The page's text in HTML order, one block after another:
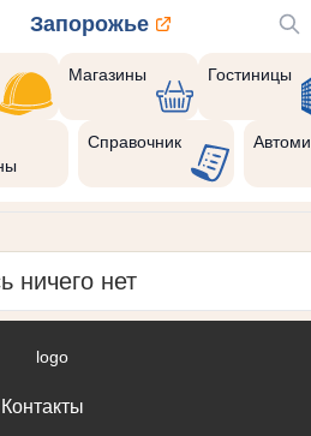
Запорожье
Магазины Гостиницы
Справочник
ничего нет
Контакты